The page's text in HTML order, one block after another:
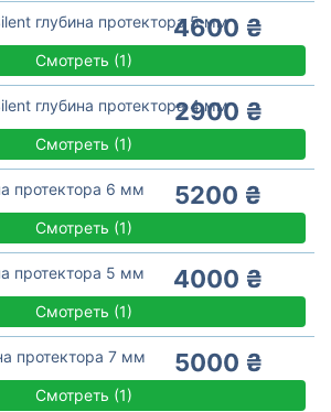
глубина протектора 5 мм
4600 ₴
Смотреть (1)
глубина протектора 4 мм
2900 ₴
Смотреть (1)
протектора 6 мм 5200 ₴
Смотреть (1)
протектора 5 мм 4000 ₴
Смотреть (1)
протектора 7 мм 5000 ₴
Смотреть (1)